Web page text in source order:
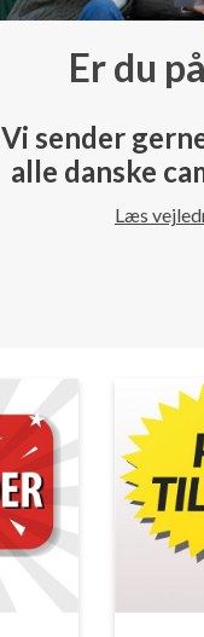
Er du
Vi sender
alle danske
Læs